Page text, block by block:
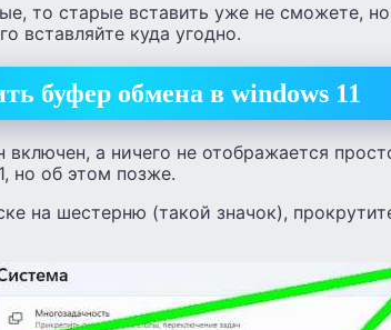
то старые вставить уже не сможете,
вставляйте куда угодно.
буфер обмена в windows 11
а ничего не отображается
но об этом позже.
на шестерню (такой значок),